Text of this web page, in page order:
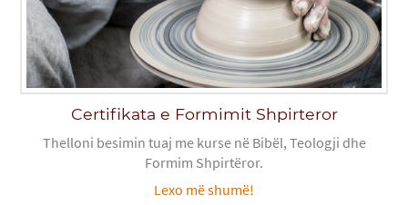
Certifikata e Formimit Shpirteror
Thelloni besimin tuaj me kurse në Bibël, Teologji dhe
Formim Shpirtëror.
Lexo më shumë!